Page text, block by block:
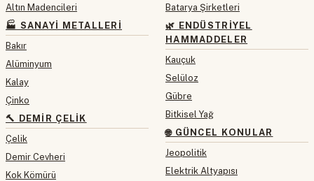
Altın Madencileri
🏭 SANAYI METALLERI
Bakır
Alüminyum
Kalay
Çinko
🔨 DEMIR ÇELIK
Çelik
Demir Cevheri
Kok Kömürü
Batarya Şirketleri
🌿 ENDÜSTRIYEL
HAMMADDELER
Kauçuk
Selüloz
Gübre
Bitkisel Yağ
🌐 GÜNCEL KONULAR
Jeopolitik
Elektrik Altyapısı